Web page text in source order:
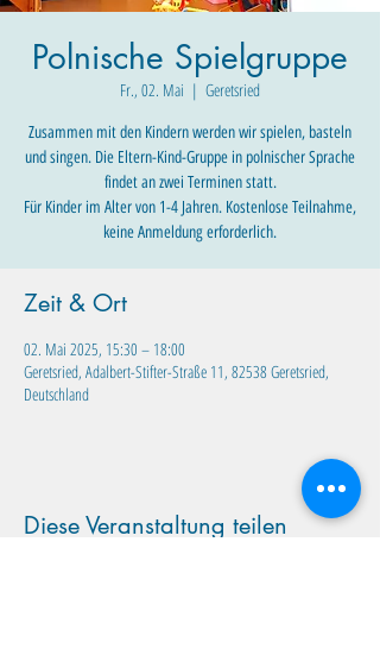
Polnische Spielgruppe
Fr., 02. Mai
  |
Geretsried
Zusammen mit den Kindern werden wir spielen, basteln
und singen. Die Eltern-Kind-Gruppe in polnischer Sprache
findet an zwei Terminen statt.
Für Kinder im Alter von 1-4 Jahren. Kostenlose Teilnahme,
keine Anmeldung erforderlich.
Zeit & Ort
02. Mai 2025, 15:30 – 18:00
Geretsried, Adalbert-Stifter-Straße 11, 82538 Geretsried,
Deutschland
Diese Veranstaltung teilen